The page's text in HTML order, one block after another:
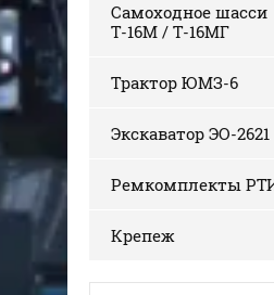
Самоходное шасси
Т-16М / Т-16МГ
Трактор ЮМЗ-6
Экскаватор ЭО-2621
Ремкомплекты
Крепеж